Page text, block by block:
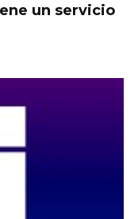
un servicio